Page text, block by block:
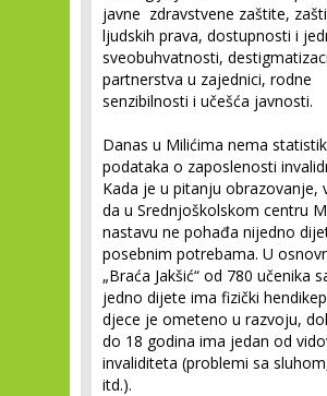
javne zdravstvene zaštite,
ljudskih prava, dostupnosti i
sveobuhvatnosti,
partnerstva u zajednici, rodne
senzibilnosti i učešća javnosti.
Danas u Milićima nema
podataka o zaposlenosti
Kada je u pitanju obrazovanje,
da u Srednjoškolskom centru
nastavu ne pohađa nijedno
posebnim potrebama. U
„Braća Jakšić“ od 780 učenika
jedno dijete ima fizički
djece je ometeno u razvoju,
do 18 godina ima jedan od
invaliditeta (problemi sa
itd.).